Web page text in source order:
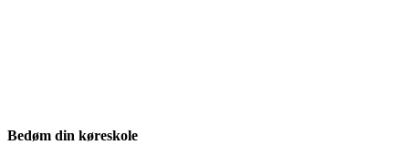
Bedøm din køreskole